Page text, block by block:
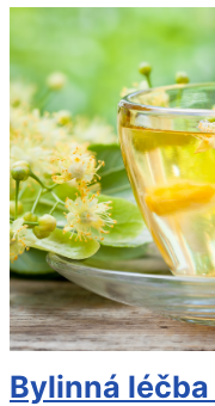
Bylinná